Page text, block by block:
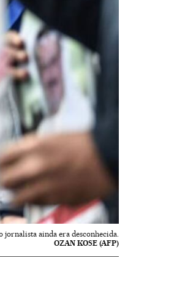
ainda era desconhecida.
OZAN KOSE (AFP)